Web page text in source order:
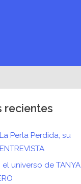
recientes
Perla Perdida, su
el universo de TANYA